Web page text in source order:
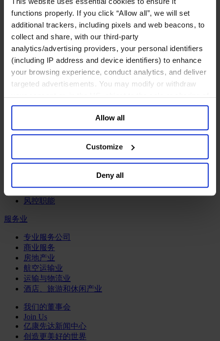
functions properly. If you click “Allow all”, we will set
additional trackers, including pixels and web beacons, to
collect and share, with our third-party
analytics/advertising providers, your personal identifiers
(including IP address and device identifiers) to enhance
your browsing experience, conduct analytics, and deliver
targeted advertisements. You may modify or withdraw
your consent or, in the US, object to the sale or sharing of
your data for targeted advertising, by clicking “Do Not
Sell or Share My Personal Information” in the footer of
the website. You must opt-out of each device and each
browser. For additional information and retention terms
general collection and use of personal information see
Allow all
Customize
Deny all
工业
化工与过程工业咨询团队
机械与工业技术
汽车与交通设备
能源业
金属与矿业
金融服务业
主权财富基金
保险业
投资银行、企业银行与金融市场
私募股权投资行业
财富管理
零售金融服务
风控职能
服务业
专业服务公司
商业服务
房地产业
航空运输业
运输与物流业
酒店、旅游和休闲产业
我们的董事会
Join Us
亿康先达新闻中心
创造更美好的世界